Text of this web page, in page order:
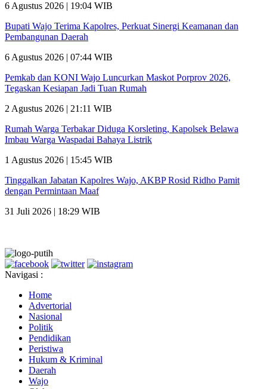
6 Agustus 2026 | 19:04 WIB
Bupati Wajo Terima Kapolres, Perkuat Sinergi Keamanan dan
Pembangunan Daerah
6 Agustus 2026 | 07:44 WIB
Pemkab dan KONI Wajo Luncurkan Maskot Porprov 2026,
Tegaskan Kesiapan Jadi Tuan Rumah
2 Agustus 2026 | 21:11 WIB
Rumah Warga Terbakar Diduga Korsleting, Kapolsek Belawa
Imbau Warga Waspadai Bahaya Listrik
1 Agustus 2026 | 15:45 WIB
Tinggalkan Jabatan Kapolres Wajo, AKBP Rosid Ridho Pamit
dengan Permintaan Maaf
31 Juli 2026 | 18:29 WIB
Navigasi :
Home
Advertorial
Nasional
Politik
Pendidikan
Peristiwa
Hukum & Kriminal
Daerah
Wajo